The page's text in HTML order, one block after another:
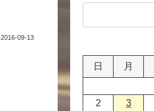
2016-09-13
日
月
2
3